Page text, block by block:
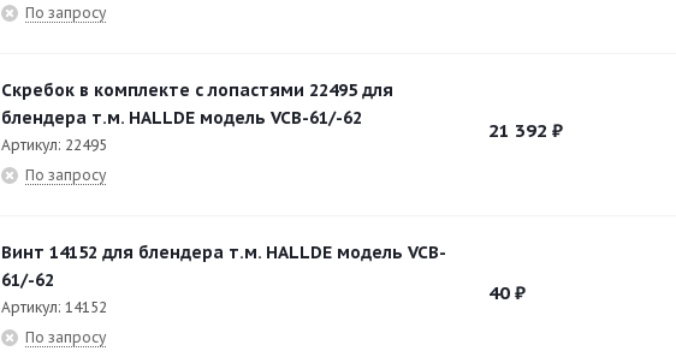
По запросу
Скребок в комплекте с лопастями 22495 для
блендера т.м. HALLDE модель VCB-61/-62
Артикул: 22495
По запросу
21 392 ₽
Винт 14152 для блендера т.м. HALLDE модель VCB-
61/-62
Артикул: 14152
По запросу
40 ₽